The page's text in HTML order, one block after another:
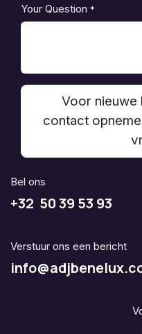
Your Question *
Voor nieuwe
contact
Bel ons
+32 50 39 53 93
Verstuur ons een bericht